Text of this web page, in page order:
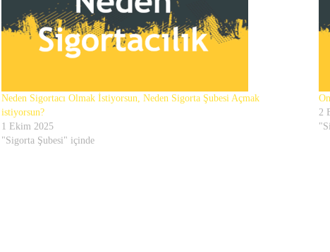
Neden Sigortacı Olmak İstiyorsun, Neden Sigorta Şubesi Açmak
istiyorsun?
1 Ekim 2025
"Sigorta Şubesi" içinde
2